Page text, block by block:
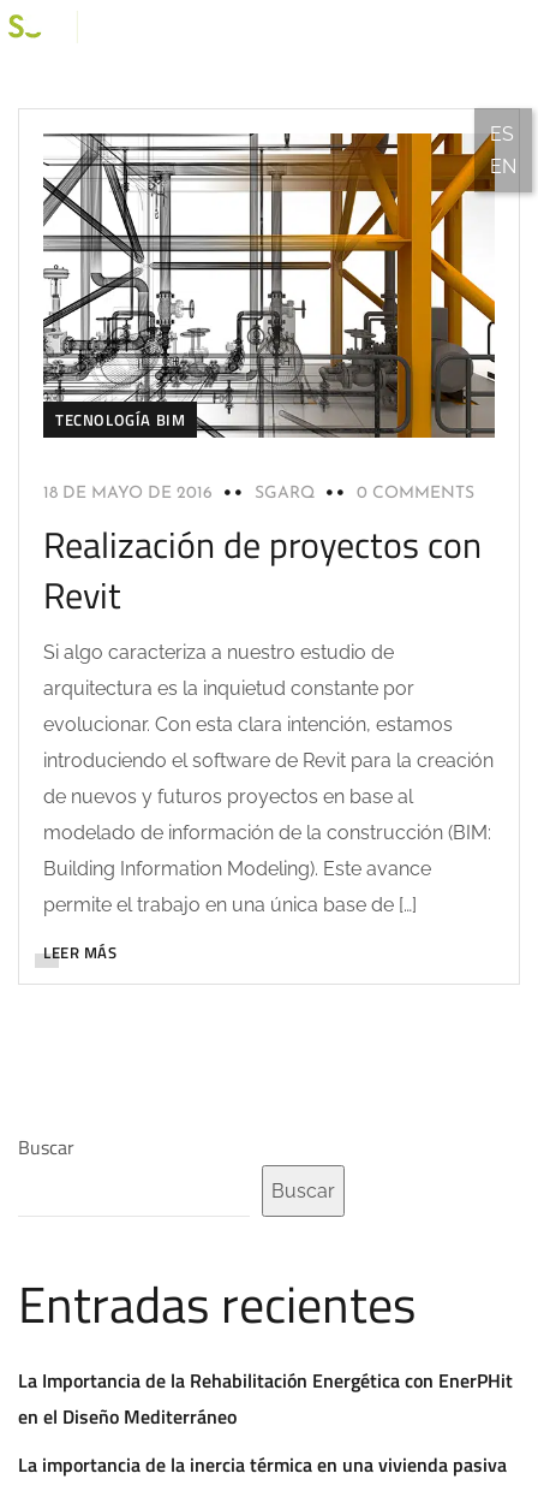
TECNOLOGÍA BIM
18 DE MAYO DE 2016 SGARQ 0 COMMENTS
Realización de proyectos con
Revit
Si algo caracteriza a nuestro estudio de
arquitectura es la inquietud constante por
evolucionar. Con esta clara intención, estamos
introduciendo el software de Revit para la creación
de nuevos y futuros proyectos en base al
modelado de información de la construcción (BIM:
Building Information Modeling). Este avance
permite el trabajo en una única base de […]
LEER MÁS
Buscar
Buscar
Entradas recientes
La Importancia de la Rehabilitación Energética con EnerPHit
en el Diseño Mediterráneo
La importancia de la inercia térmica en una vivienda pasiva
ES
EN